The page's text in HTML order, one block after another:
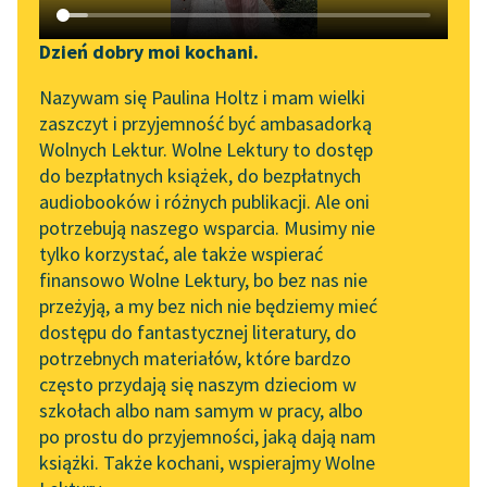
Katalog DAISY
Podkasty o książkach
Zgłoś brak utworu
Aktualności
Zapraszamy na spotkanie
online z tłumaczkami
literatury skandynawskiej
Spotkanie z Katarzyną
Tunkiel w Oslo
Wolne Lektury na 32.
Pol’and’Rock Festivalu
„Kochanek Lady
Chatterley” do słuchania
na Wolnych Lekturach
Nowy audiobook –
Narzędzia
Mapa Wolnych Lektur
Leśmianator
Przewodnik dla piszących i
czytających
API
OAI-PMH
Widget Wolnych Lektur
Przypisy
Dzień dobry moi kochani.
Nazywam się Paulina Holtz i mam wielki
zaszczyt i przyjemność być ambasadorką
Wolnych Lektur. Wolne Lektury to dostęp
do bezpłatnych książek, do bezpłatnych
audiobooków i różnych publikacji. Ale oni
potrzebują naszego wsparcia. Musimy nie
tylko korzystać, ale także wspierać
finansowo Wolne Lektury, bo bez nas nie
przeżyją, a my bez nich nie będziemy mieć
dostępu do fantastycznej literatury, do
potrzebnych materiałów, które bardzo
często przydają się naszym dzieciom w
szkołach albo nam samym w pracy, albo
po prostu do przyjemności, jaką dają nam
książki. Także kochani, wspierajmy Wolne
Sortuj:
Epika Platon